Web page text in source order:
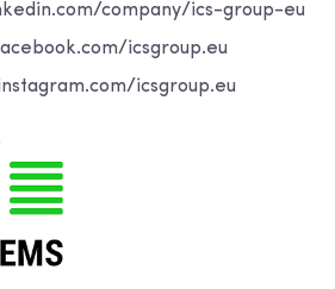
company/ics-group-eu
icsgroup.eu
icsgroup.eu